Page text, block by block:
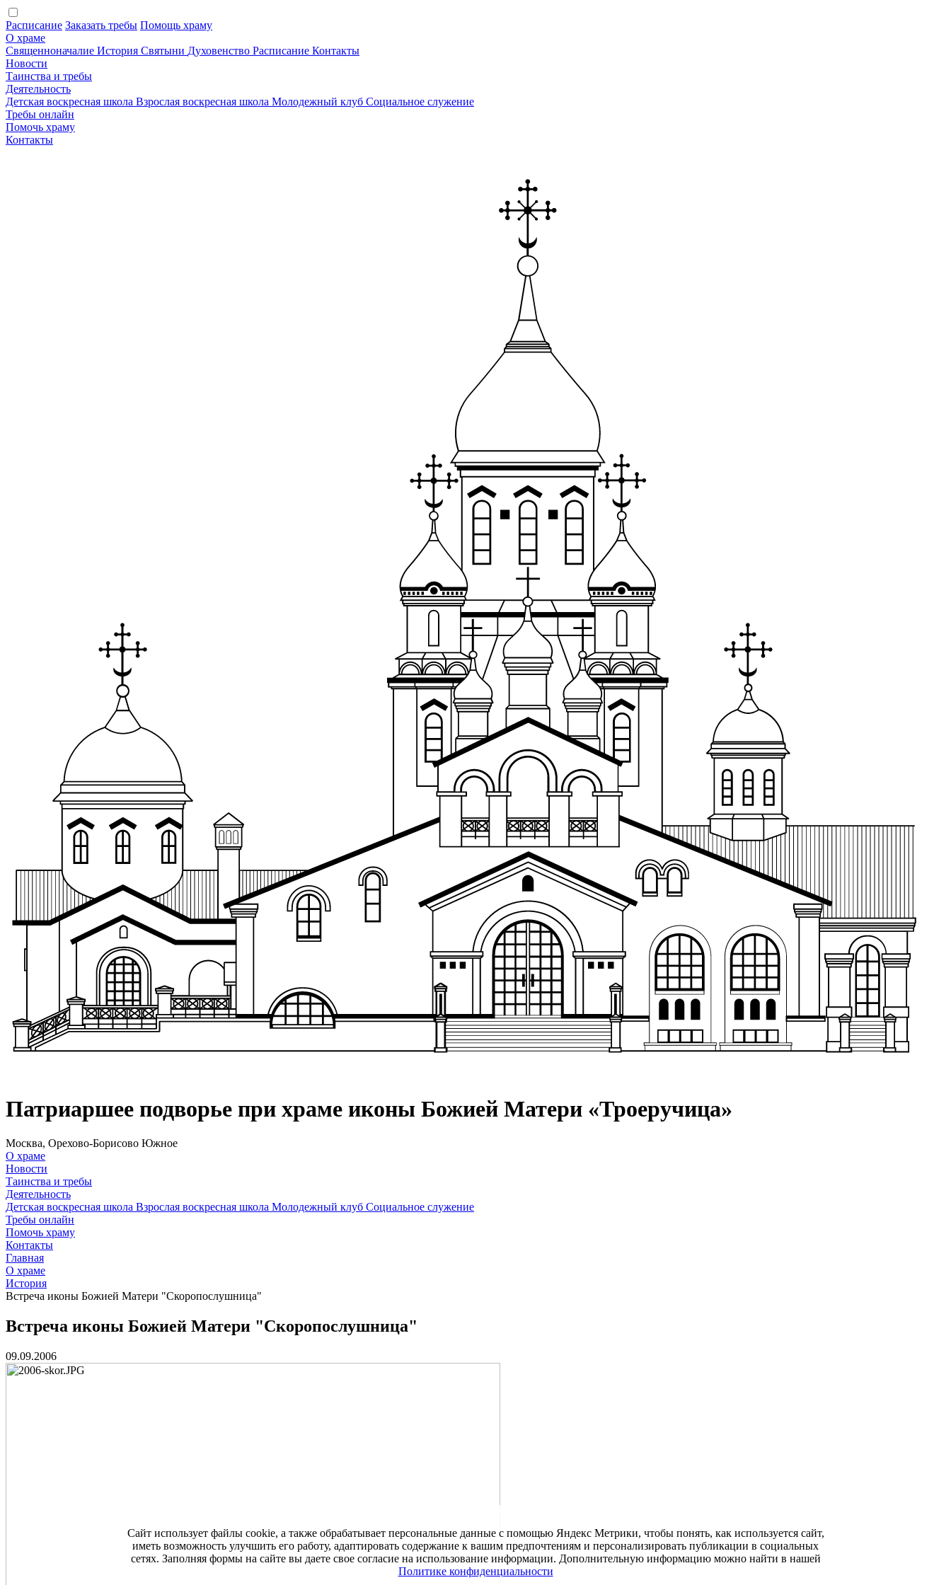
Расписание Заказать требы Помощь храму
О храме
Священноначалие История Святыни Духовенство Расписание Контакты
Новости
Таинства и требы
Деятельность
Детская воскресная школа Взрослая воскресная школа Молодежный клуб Социальное служение
Требы онлайн
Помочь храму
Контакты
Патриаршее подворье при храме иконы Божией Матери «Троеручица»
Москва, Орехово-Борисово Южное
О храме
Новости
Таинства и требы
Деятельность
Детская воскресная школа Взрослая воскресная школа Молодежный клуб Социальное служение
Требы онлайн
Помочь храму
Контакты
Главная
О храме
История
Встреча иконы Божией Матери "Скоропослушница"
Встреча иконы Божией Матери "Скоропослушница"
09.09.2006
Сайт использует файлы cookie, а также обрабатывает персональные данные с помощью Яндекс Метрики, чтобы понять, как используется сайт,
иметь возможность улучшить его работу, адаптировать содержание к вашим предпочтениям и персонализировать публикации в социальных
сетях. Заполняя формы на сайте вы даете свое согласие на использование информации. Дополнительную информацию можно найти в нашей
Политике конфиденциальности